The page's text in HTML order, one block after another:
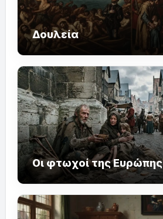
Δουλεία
Οι φτωχοί της Ευρώπης